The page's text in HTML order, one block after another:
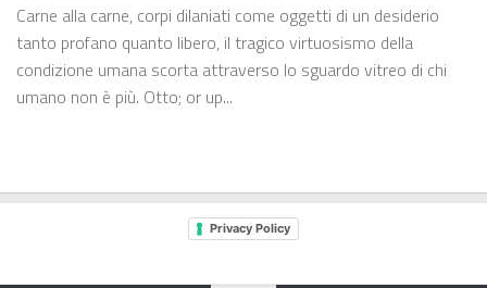
Carne alla carne, corpi dilaniati come oggetti di un desiderio
tanto profano quanto libero, il tragico virtuosismo della
condizione umana scorta attraverso lo sguardo vitreo di chi
umano non è più. Otto; or up...
Privacy Policy